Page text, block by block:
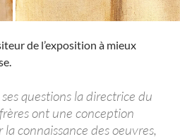
de l’exposition à mieux
questions la directrice du
ont une conception
connaissance des oeuvres,